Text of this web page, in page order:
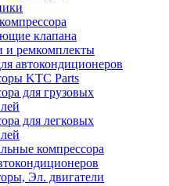
клапана
и ремкомплекты
автокондиционеров
KTC Parts
для грузовых
для легковых
компрессора
Эл. двигатели